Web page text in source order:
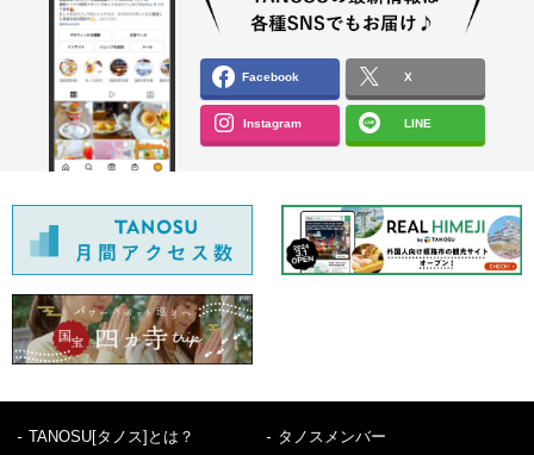
Facebook X
Instagram LINE
TANOSU[タノス]とは？ タノスメンバー